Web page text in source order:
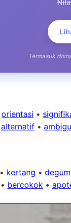
Termasuk
orientasi •
alternatif • ambigu
• kertang • degum
• bercokok •